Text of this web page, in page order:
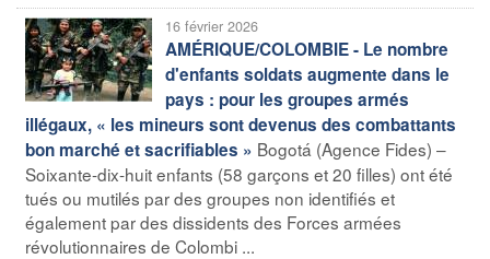
16 février 2026
AMÉRIQUE/COLOMBIE - Le nombre
d'enfants soldats augmente dans le
pays : pour les groupes armés
illégaux, « les mineurs sont devenus des combattants
bon marché et sacrifiables » Bogotá (Agence Fides) –
Soixante-dix-huit enfants (58 garçons et 20 filles) ont été
tués ou mutilés par des groupes non identifiés et
également par des dissidents des Forces armées
révolutionnaires de Colombi ...